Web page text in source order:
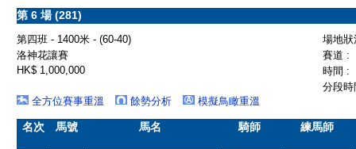
第 6 場 (281)
第四班 - 1400米 - (60-40)
場地
洛神花讓賽
賽道 :
HK$ 1,000,000
時間 :
分段
全方位賽事重溫
餘勢分析 模擬鳥瞰重溫
名次 馬號 馬名 騎師 練馬師